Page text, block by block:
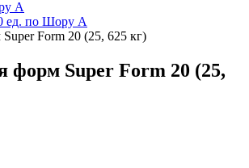
А
ед. по Шору А
Form 20 (25, 625 кг)
форм Super Form 20 (25,